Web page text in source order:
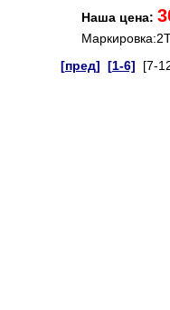
Наша цена:
[пред] [1-6] [7-